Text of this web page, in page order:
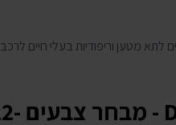
מטען וריפודיות בעלי חיים לרכב